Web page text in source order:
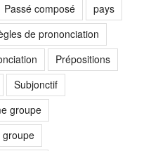
Passé composé
pays
de prononciation
Prépositions
Subjonctif
groupe
groupe